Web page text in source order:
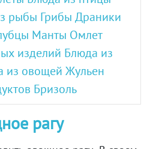
рыбы Грибы Драники
Манты Омлет
изделий Блюда из
из овощей Жульен
Бризоль
рагу